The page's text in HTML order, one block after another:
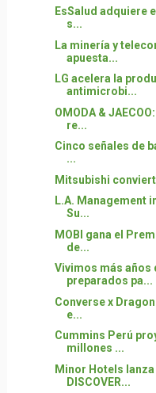
EsSalud adquiere
s...
La minería y
apuesta...
LG acelera la
antimicrobi...
OMODA &
re...
Cinco señales de
...
Mitsubishi
L.A. Management
Su...
MOBI gana el
de...
Vivimos más años
preparados pa...
Converse x
e...
Cummins Perú
millones ...
Minor Hotels
DISCOVER...